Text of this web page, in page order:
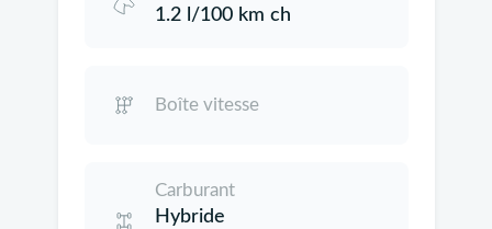
1.2 l/100 km ch
Boîte vitesse
Carburant
Hybride